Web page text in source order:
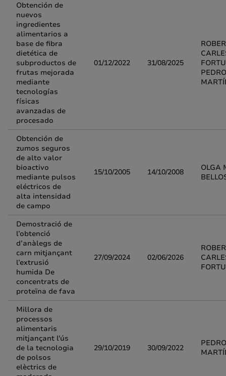
Obtención de
nuevos
ingredientes
alimentarios a
base de fibra
dietética de
subproductos de
frutas mejorada
mediante
tecnologías
físicas
avanzadas de
procesado
01/12/2022 31/08/2025
Obtención de
zumos seguros
de alto valor
bioactivo
mediante pulsos
eléctricos de
alta intensidad
de campo
15/10/2005 14/10/2008
OLGA
Demostració de
l’obtenció
d’anàlegs de
carn mitjançant
l’extrusió
humida De
concentrats de
proteïna de fava
27/09/2024 02/06/2026
Millora de
processos
alimentaris
mitjançant l'ús
de la tecnologia
de polsos
elèctrics de
29/10/2019 30/09/2022